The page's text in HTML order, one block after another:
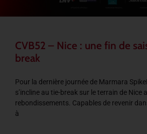
CVB52 – Nice : une fin de
break
Pour la dernière journée de Marmara
s’incline au tie-break sur le terrain de Nice
rebondissements. Capables de revenir
à